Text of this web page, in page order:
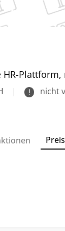
HR-
| nicht